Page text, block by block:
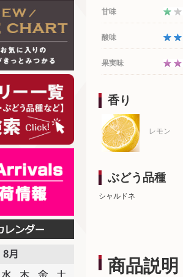
甘味
酸味
果実味
香り
レモン
ぶどう品種
シャルドネ
商品説明